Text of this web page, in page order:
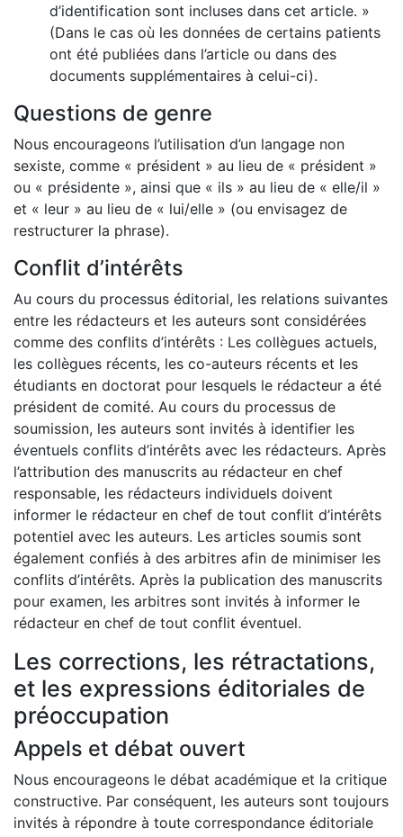
d’identification sont incluses dans cet article. »
(Dans le cas où les données de certains patients
ont été publiées dans l’article ou dans des
documents supplémentaires à celui-ci).
Questions de genre
Nous encourageons l’utilisation d’un langage non
sexiste, comme « président » au lieu de « président »
ou « présidente », ainsi que « ils » au lieu de « elle/il »
et « leur » au lieu de « lui/elle » (ou envisagez de
restructurer la phrase).
Conflit d’intérêts
Au cours du processus éditorial, les relations suivantes
entre les rédacteurs et les auteurs sont considérées
comme des conflits d’intérêts : Les collègues actuels,
les collègues récents, les co-auteurs récents et les
étudiants en doctorat pour lesquels le rédacteur a été
président de comité. Au cours du processus de
soumission, les auteurs sont invités à identifier les
éventuels conflits d’intérêts avec les rédacteurs. Après
l’attribution des manuscrits au rédacteur en chef
responsable, les rédacteurs individuels doivent
informer le rédacteur en chef de tout conflit d’intérêts
potentiel avec les auteurs. Les articles soumis sont
également confiés à des arbitres afin de minimiser les
conflits d’intérêts. Après la publication des manuscrits
pour examen, les arbitres sont invités à informer le
rédacteur en chef de tout conflit éventuel.
Les corrections, les rétractations,
et les expressions éditoriales de
préoccupation
Appels et débat ouvert
Nous encourageons le débat académique et la critique
constructive. Par conséquent, les auteurs sont toujours
invités à répondre à toute correspondance éditoriale